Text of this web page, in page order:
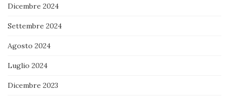
Dicembre 2024
Settembre 2024
Agosto 2024
Luglio 2024
Dicembre 2023